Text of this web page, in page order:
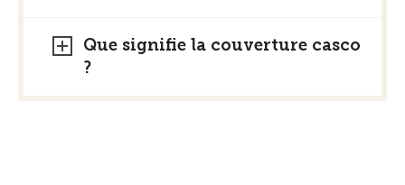
Que signifie la couverture casco
?